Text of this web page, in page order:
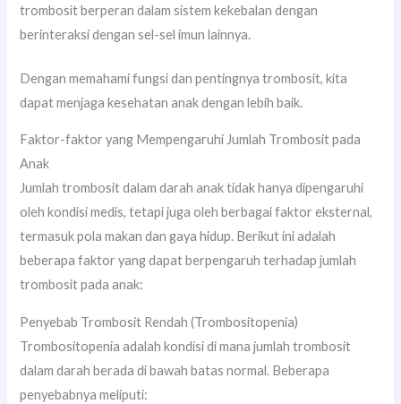
trombosit berperan dalam sistem kekebalan dengan
berinteraksi dengan sel-sel imun lainnya.
Dengan memahami fungsi dan pentingnya trombosit, kita
dapat menjaga kesehatan anak dengan lebih baik.
Faktor-faktor yang Mempengaruhi Jumlah Trombosit pada
Anak
Jumlah trombosit dalam darah anak tidak hanya dipengaruhi
oleh kondisi medis, tetapi juga oleh berbagai faktor eksternal,
termasuk pola makan dan gaya hidup. Berikut ini adalah
beberapa faktor yang dapat berpengaruh terhadap jumlah
trombosit pada anak:
Penyebab Trombosit Rendah (Trombositopenia)
Trombositopenia adalah kondisi di mana jumlah trombosit
dalam darah berada di bawah batas normal. Beberapa
penyebabnya meliputi: